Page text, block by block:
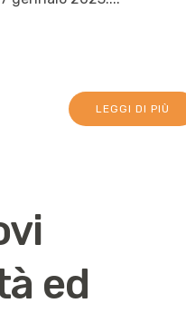
LEGGI DI PIÙ
ed